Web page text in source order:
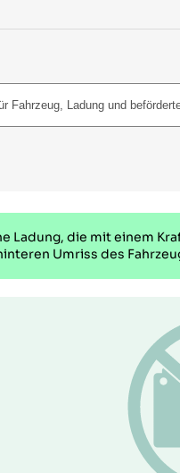
Ladung, die mit einem
Umriss des